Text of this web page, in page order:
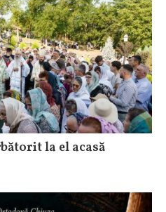
la el acasă